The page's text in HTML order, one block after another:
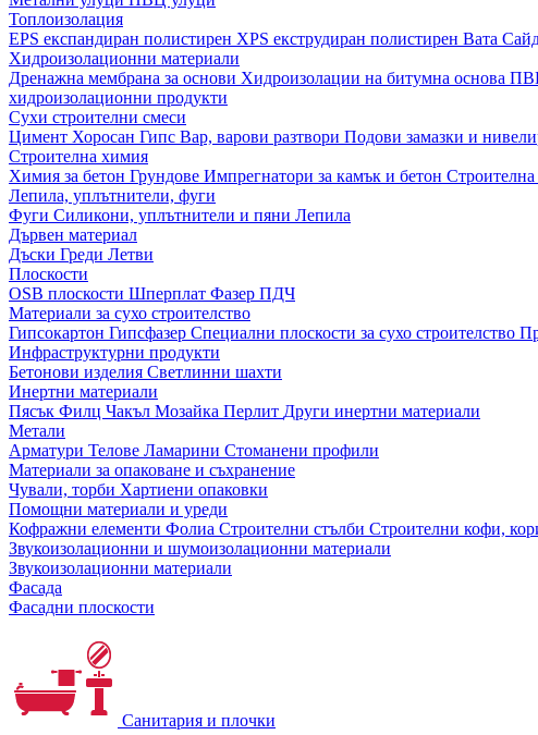
Топлоизолация
EPS експандиран полистирен XPS екструдиран полистирен Вата
Хидроизолационни материали
Дренажна мембрана за основи Хидроизолации на битумна основа
хидроизолационни продукти
Сухи строителни смеси
Цимент Хоросан Гипс Вар, варови разтвори Подови замазки и
Строителна химия
Химия за бетон Грундове Импрегнатори за камък и бетон
Лепила, уплътнители, фуги
Фуги Силикони, уплътнители и пяни Лепила
Дървен материал
Дъски Греди Летви
Плоскости
OSB плоскости Шперплат Фазер ПДЧ
Материали за сухо строителство
Гипсокартон Гипсфазер Специални плоскости за сухо строителство
Инфраструктурни продукти
Бетонови изделия Светлинни шахти
Инертни материали
Пясък Филц Чакъл Мозайкa Перлит Други инертни материали
Метали
Арматури Телове Ламарини Стоманени профили
Материали за опаковане и съхранение
Чували, торби Хартиени опаковки
Помощни материали и уреди
Кофражни елементи Фолиа Строителни стълби Строителни кофи,
Звукоизолационни и шумоизолационни материали
Звукоизолационни материали
Фасада
Фасадни плоскости
Санитария и плочки